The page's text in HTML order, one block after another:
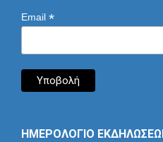
Email *
ΗΜΕΡΟΛΟΓΙΟ